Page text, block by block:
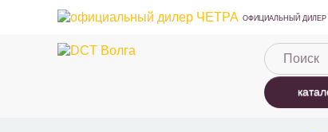
ОФИЦИАЛЬНЫЙ ДИЛЕР